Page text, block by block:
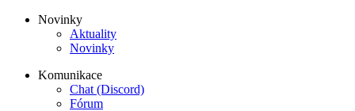
Novinky
Aktuality
Novinky
Komunikace
Chat (Discord)
Fórum